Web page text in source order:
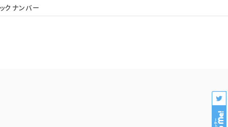
会社概要 個人情報保護
クナンバー